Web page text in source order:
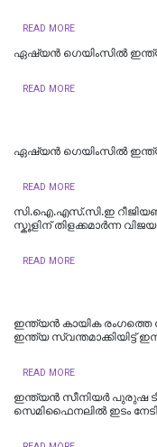
READ MORE
ഏഷ്യൻ ഗെയിംസില്‍
READ MORE
ഏഷ്യന്‍ ഗെയിംസില്‍
READ MORE
സി.ഐ.എസ്.സി.ഇ
സ്കൂളിന് തിളക്കമാര്‍ന്ന
READ MORE
ഇന്ത്യന്‍ കായിക രംഗത്തെ
ഇന്ത്യ സ്വന്തമാക്കിയിട്ട്
READ MORE
ഇന്ത്യൻ സീനിയര്‍ പുരുഷ
സെമിഫൈനലില്‍ ഇടം നേടി